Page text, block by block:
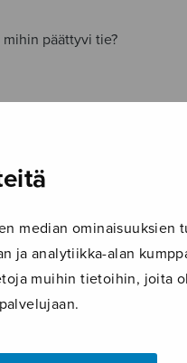
median ominaisuuksien
ja analytiikka-alan
muihin tietoihin, joita
päättyvi tie?